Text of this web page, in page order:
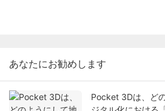
あなたにお勧めします
Pocket 3Dは、ど